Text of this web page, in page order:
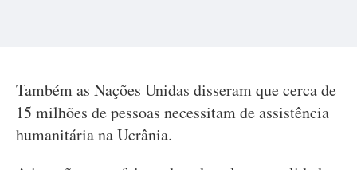
Também as Nações Unidas disseram que cerca de
15 milhões de pessoas necessitam de assistência
humanitária na Ucrânia.